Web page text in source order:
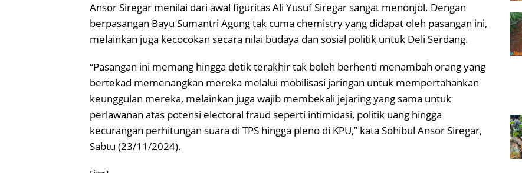
Ansor Siregar menilai dari awal figuritas Ali Yusuf Siregar sangat menonjol. Dengan
berpasangan Bayu Sumantri Agung tak cuma chemistry yang didapat oleh pasangan ini,
melainkan juga kecocokan secara nilai budaya dan sosial politik untuk Deli Serdang.
“Pasangan ini memang hingga detik terakhir tak boleh berhenti menambah orang yang
bertekad memenangkan mereka melalui mobilisasi jaringan untuk mempertahankan
keunggulan mereka, melainkan juga wajib membekali jejaring yang sama untuk
perlawanan atas potensi electoral fraud seperti intimidasi, politik uang hingga
kecurangan perhitungan suara di TPS hingga pleno di KPU,” kata Sohibul Ansor Siregar,
Sabtu (23/11/2024).